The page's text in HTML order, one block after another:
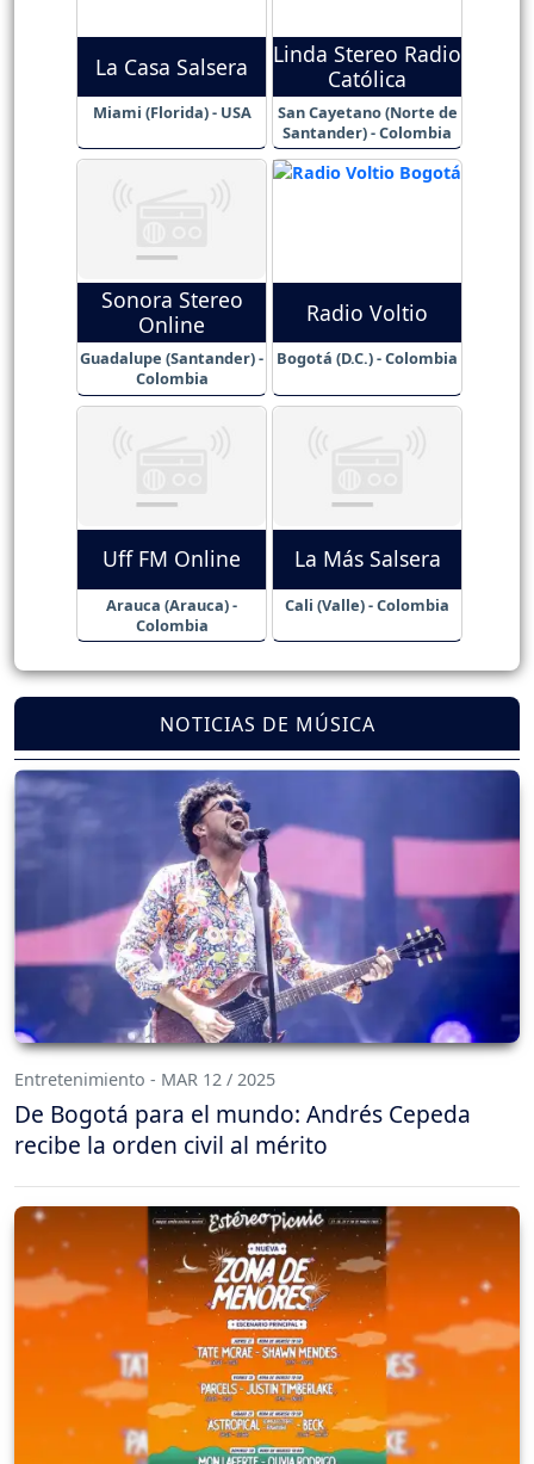
La Casa Salsera
Miami (Florida) - USA
Linda Stereo Radio
Católica
San Cayetano (Norte de
Santander) - Colombia
Sonora Stereo
Online
Guadalupe (Santander) -
Colombia
Radio Voltio
Bogotá (D.C.) - Colombia
Uff FM Online
Arauca (Arauca) -
Colombia
La Más Salsera
Cali (Valle) - Colombia
NOTICIAS DE MÚSICA
Entretenimiento - MAR 12 / 2025
De Bogotá para el mundo: Andrés Cepeda
recibe la orden civil al mérito